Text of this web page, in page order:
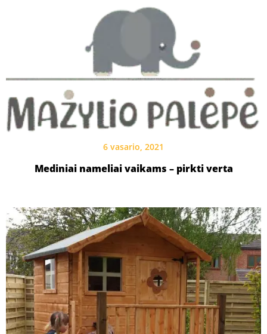
6 vasario, 2021
Mediniai nameliai vaikams – pirkti verta